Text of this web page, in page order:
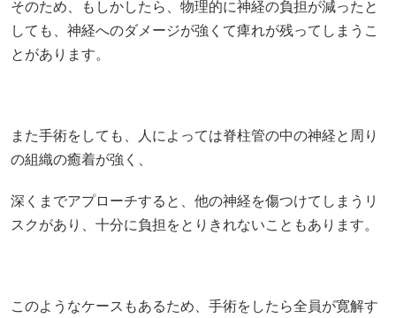
そのため、もしかしたら、物理的に神経の負担が減ったと
しても、神経へのダメージが強くて痺れが残ってしまうこ
とがあります。
また手術をしても、人によっては脊柱管の中の神経と周り
の組織の癒着が強く、
深くまでアプローチすると、他の神経を傷つけてしまうリ
スクがあり、十分に負担をとりきれないこともあります。
このようなケースもあるため、手術をしたら全員が寛解す